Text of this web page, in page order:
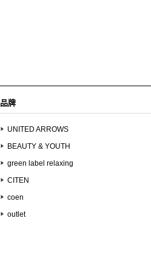
品牌
UNITED ARROWS
BEAUTY & YOUTH
green label relaxing
CITEN
coen
outlet